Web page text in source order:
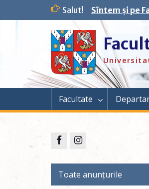
Salut! Sîntem și pe
Facultate
Toate anunțurile